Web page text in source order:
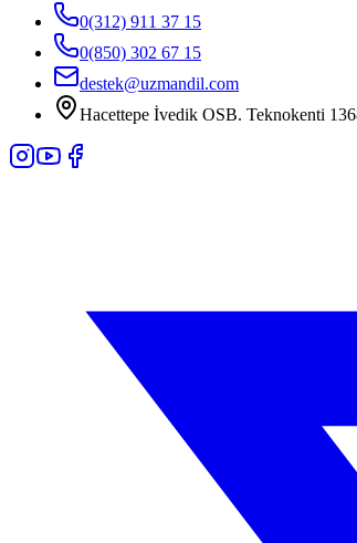
0(312) 911 37 15
0(850) 302 67 15
destek@uzmandil.com
Hacettepe İvedik OSB. Teknokenti